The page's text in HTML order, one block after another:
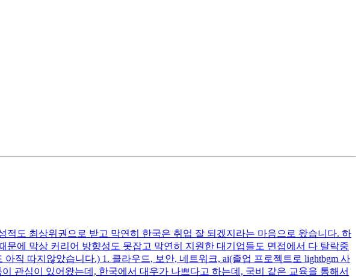
도 최상위권으로 받고 막연히 한국은 취업 잘 되겠지라는 마음으로 왔습니다. 하
에 막상 커리어 방향성도 못잡고 막연히 지원한 대기업들도 면접에서 다 탈락중
직 따지않았습니다.) 1. 클라우드, 보안, 네트워크, ai(졸업 프로젝트로 lightbgm 사
관심이 있어왔는데, 한국에서 대우가 나쁘다고 하는데, 국비 같은 교육을 통해서